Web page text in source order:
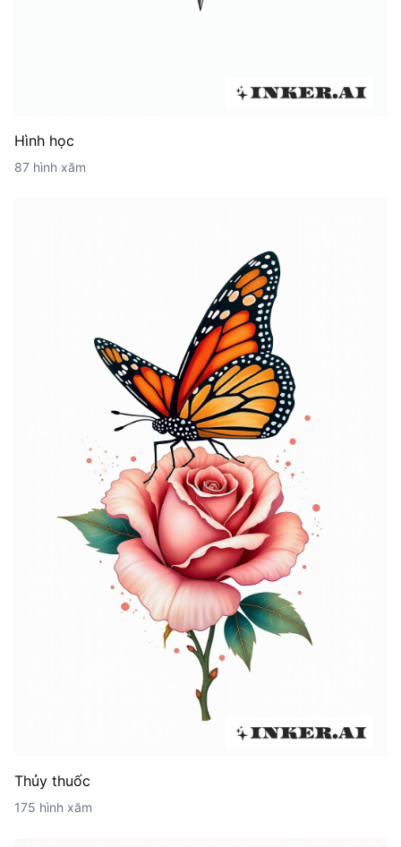
Hình học
87 hình xăm
Thủy thuốc
175 hình xăm